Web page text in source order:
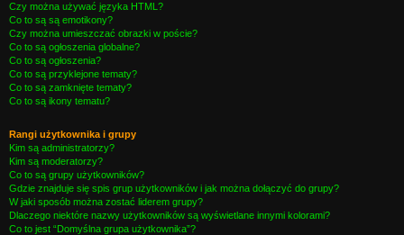
Czy można używać języka HTML?
Co to są są emotikony?
Czy można umieszczać obrazki w poście?
Co to są ogłoszenia globalne?
Co to są ogłoszenia?
Co to są przyklejone tematy?
Co to są zamknięte tematy?
Co to są ikony tematu?
Rangi użytkownika i grupy
Kim są administratorzy?
Kim są moderatorzy?
Co to są grupy użytkowników?
Gdzie znajduje się spis grup użytkowników i jak można dołączyć do grupy?
W jaki sposób można zostać liderem grupy?
Dlaczego niektóre nazwy użytkowników są wyświetlane innymi kolorami?
Co to jest “Domyślna grupa użytkownika”?